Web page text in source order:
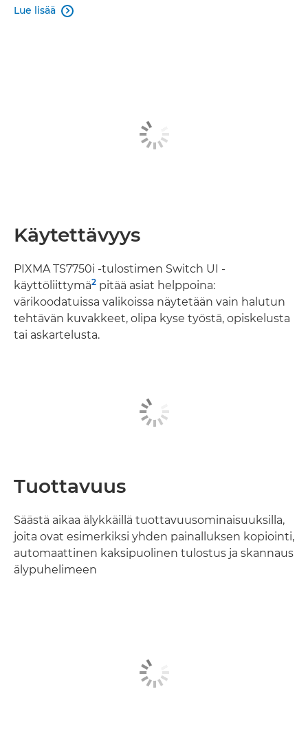
Lue lisää 
Käytettävyys
PIXMA TS7750i -tulostimen Switch UI -
käyttöliittymä2 pitää asiat helppoina:
värikoodatuissa valikoissa näytetään vain halutun
tehtävän kuvakkeet, olipa kyse työstä, opiskelusta
tai askartelusta.
Tuottavuus
Säästä aikaa älykkäillä tuottavuusominaisuuksilla,
joita ovat esimerkiksi yhden painalluksen kopiointi,
automaattinen kaksipuolinen tulostus ja skannaus
älypuhelimeen